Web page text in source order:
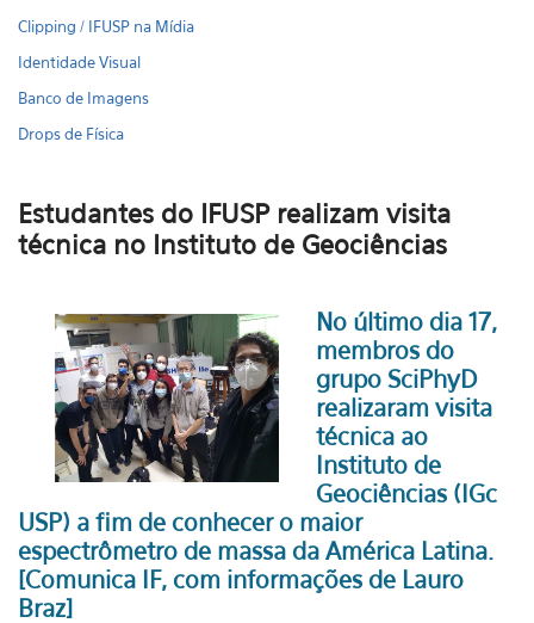
Clipping / IFUSP na Mídia
Identidade Visual
Banco de Imagens
Drops de Física
Estudantes do IFUSP realizam visita
técnica no Instituto de Geociências
No último dia 17,
membros do
grupo SciPhyD
realizaram visita
técnica ao
Instituto de
Geociências (IGc
USP) a fim de conhecer o maior
espectrômetro de massa da América Latina.
[Comunica IF, com informações de Lauro
Braz]